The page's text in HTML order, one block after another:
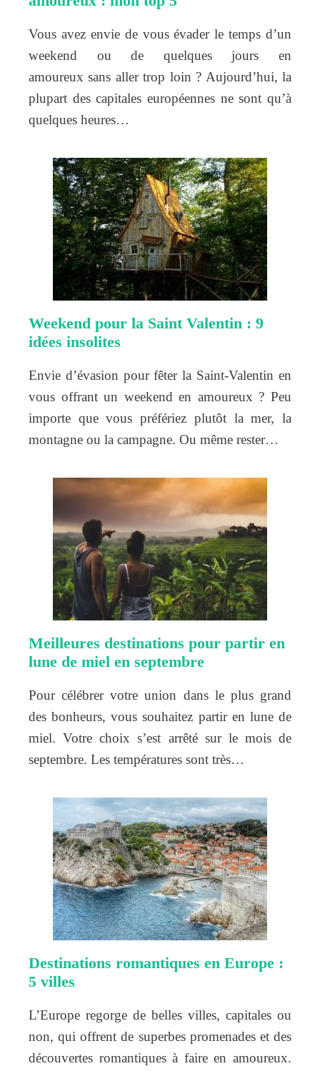
Vous avez envie de vous évader le temps d’un
weekend ou de quelques jours en
amoureux sans aller trop loin ? Aujourd’hui, la
plupart des capitales européennes ne sont qu’à
quelques heures…
Weekend pour la Saint Valentin : 9
idées insolites
Envie d’évasion pour fêter la Saint-Valentin en
vous offrant un weekend en amoureux ? Peu
importe que vous préfériez plutôt la mer, la
montagne ou la campagne. Ou même rester…
Meilleures destinations pour partir en
lune de miel en septembre
Pour célébrer votre union dans le plus grand
des bonheurs, vous souhaitez partir en lune de
miel. Votre choix s’est arrêté sur le mois de
septembre. Les températures sont très…
Destinations romantiques en Europe :
5 villes
L’Europe regorge de belles villes, capitales ou
non, qui offrent de superbes promenades et des
découvertes romantiques à faire en amoureux.